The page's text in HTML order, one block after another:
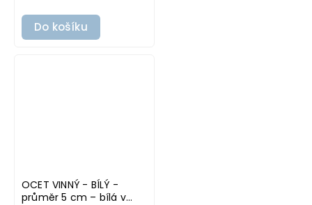
Do košíku
OCET VINNÝ - BÍLÝ -
průměr 5 cm – bílá v